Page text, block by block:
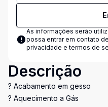
As informações serão
possa entrar em contato
privacidade e termos de
Descrição
? Acabamento em gesso
? Aquecimento a Gás